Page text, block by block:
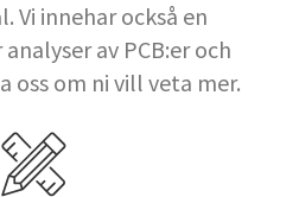
Vi innehar också en
av PCB:er och
oss om ni vill veta mer.